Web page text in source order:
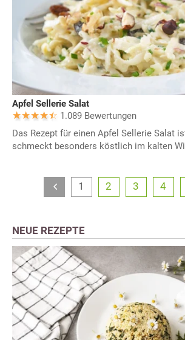
Apfel Sellerie Salat
1.089 Bewertungen
Das Rezept für einen Apfel Sellerie Salat
schmeckt besonders köstlich im kalten
1 2 3 4
NEUE REZEPTE